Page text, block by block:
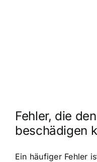
Fehler, die
beschädigen
Ein häufiger Fehler